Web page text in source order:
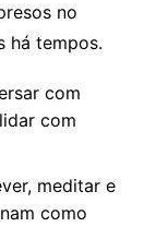
no
há tempos.
com
com
meditar e
como